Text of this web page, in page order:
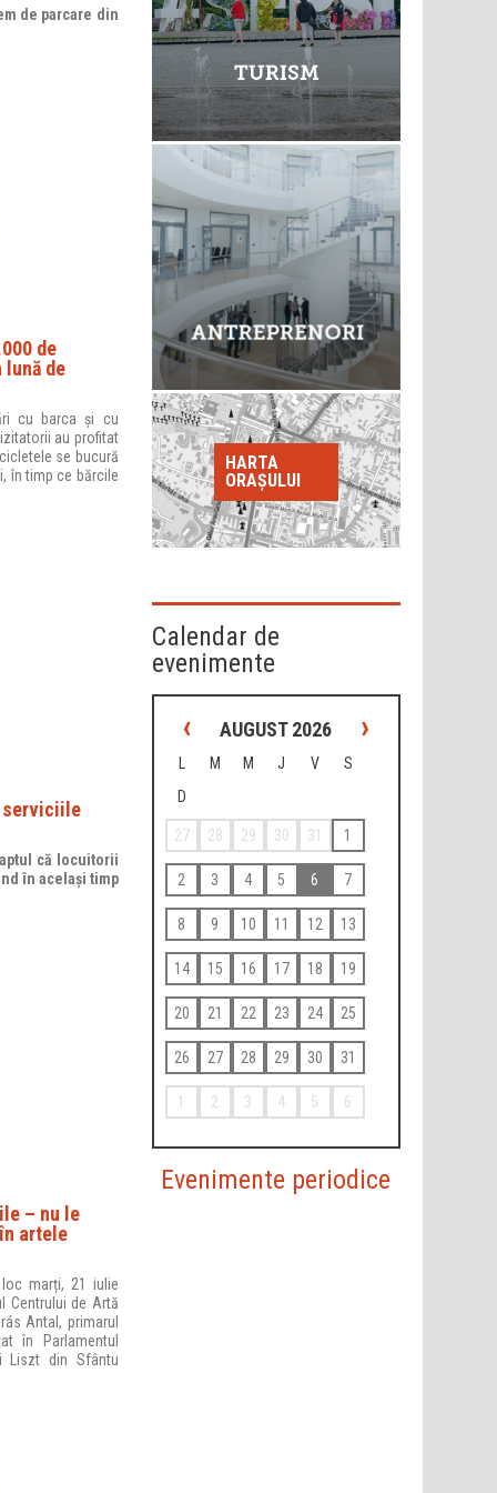
de parcare din
de
de
cu barca și cu
au profitat
se bucură
în timp ce bărcile
serviciile
că locuitorii
în același timp
– nu le
artele
marți, 21 iulie
Centrului de Artă
Antal, primarul
în Parlamentul
Liszt din Sfântu
HARTA
ORAȘULUI
Calendar de
evenimente
‹ AUGUST 2026 ›
L M M J V
S
D
27 28 29 30 31 1
2 3 4 5 6 7
8 9 10 11 12 13
14 15 16 17 18 19
20 21 22 23 24 25
26 27 28 29 30 31
1 2 3 4 5 6
Evenimente periodice